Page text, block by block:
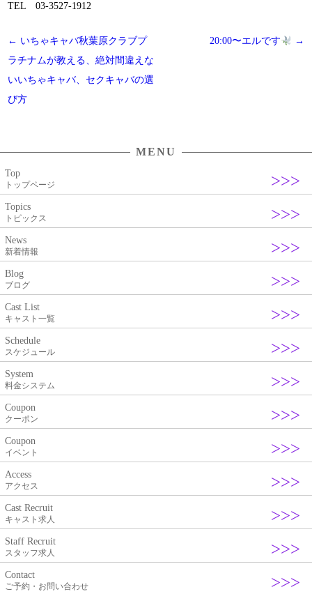
TEL 03-3527-1912
投
稿
ナ
ビ
ョ
ン
← いちゃキャバ秋葉原クラブプ
ラチナムが教える、絶対間違えな
いいちゃキャバ、セクキャバの選
び方
20:00〜エルです →
MENU
Top
トップページ
Topics
トピックス
News
新着情報
Blog
ブログ
Cast List
キャスト一覧
Schedule
スケジュール
System
料金システム
Coupon
クーポン
Coupon
イベント
Access
アクセス
Cast Recruit
キャスト求人
Staff Recruit
スタッフ求人
Contact
ご予約・お問い合わせ